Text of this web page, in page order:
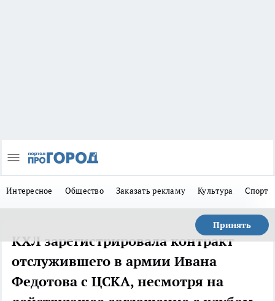
Интересное Общество Заказать рекламу Культура Спорт
Принять
КХЛ зарегистрировала контракт
отслужившего в армии Ивана
Федотова с ЦСКА, несмотря на